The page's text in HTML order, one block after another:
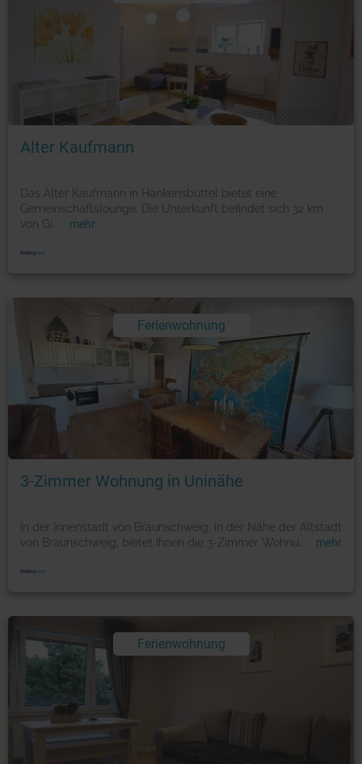
Foto: © booking.com
Alter Kaufmann
Das Alter Kaufmann in Hankensbüttel bietet eine
Gemeinschaftslounge. Die Unterkunft befindet sich 32 km
von Gi
mehr
Ferienwohnung
Foto: © booking.com
3-Zimmer Wohnung in Uninähe
In der Innenstadt von Braunschweig, in der Nähe der Altstadt
von Braunschweig, bietet Ihnen die 3-Zimmer Wohnu
mehr
Ferienwohnung